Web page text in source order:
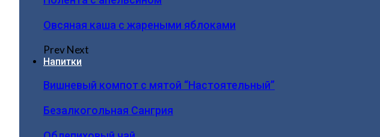
Овсяная каша с жареными яблоками
PrevNext
Напитки
Вишневый компот с мятой “Настоятельный”
Безалкогольная Сангрия